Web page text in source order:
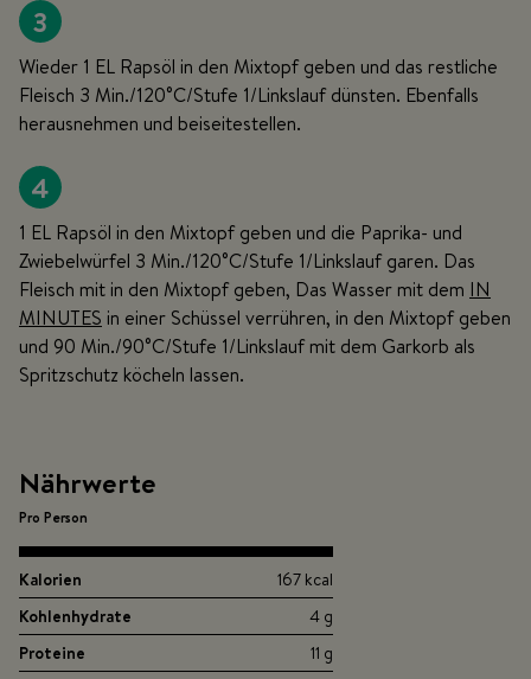
3
Wieder 1 EL Rapsöl in den Mixtopf geben und das restliche
Fleisch 3 Min./120°C/Stufe 1/Linkslauf dünsten. Ebenfalls
herausnehmen und beiseitestellen.
4
1 EL Rapsöl in den Mixtopf geben und die Paprika- und
Zwiebelwürfel 3 Min./120°C/Stufe 1/Linkslauf garen. Das
Fleisch mit in den Mixtopf geben, Das Wasser mit dem IN
MINUTES in einer Schüssel verrühren, in den Mixtopf geben
und 90 Min./90°C/Stufe 1/Linkslauf mit dem Garkorb als
Spritzschutz köcheln lassen.
Nährwerte
Pro Person
Kalorien
167 kcal
Kohlenhydrate
4 g
Proteine
11 g